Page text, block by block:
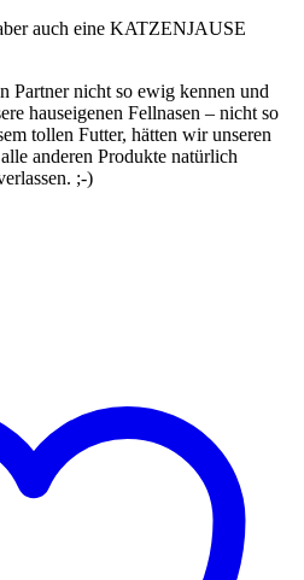
auch eine KATZENJAUSE
Partner nicht so ewig kennen und
hauseigenen Fellnasen – nicht so
tollen Futter, hätten wir unseren
anderen Produkte natürlich
;-)